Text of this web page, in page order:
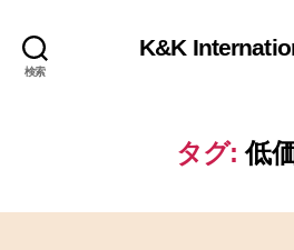
検索
K&K
タグ: 低